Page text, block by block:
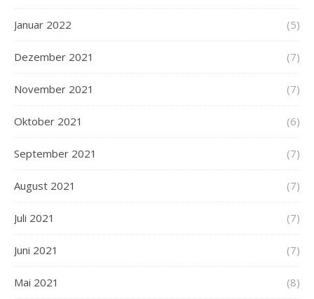
Januar 2022 (5)
Dezember 2021 (7)
November 2021 (7)
Oktober 2021 (6)
September 2021 (7)
August 2021 (7)
Juli 2021 (7)
Juni 2021 (7)
Mai 2021 (8)